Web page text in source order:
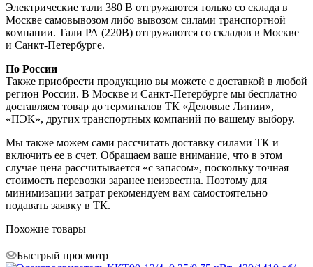
Электрические тали 380 В отгружаются только со склада в
Москве самовывозом либо вывозом силами транспортной
компании. Тали РА (220В) отгружаются со складов в Москве
и Санкт-Петербурге.
По России
Также приобрести продукцию вы можете с доставкой в любой
регион России. В Москве и Санкт-Петербурге мы бесплатно
доставляем товар до терминалов ТК «Деловые Линии»,
«ПЭК», других транспортных компаний по вашему выбору.
Мы также можем сами рассчитать доставку силами ТК и
включить ее в счет. Обращаем ваше внимание, что в этом
случае цена рассчитывается «с запасом», поскольку точная
стоимость перевозки заранее неизвестна. Поэтому для
минимизации затрат рекомендуем вам самостоятельно
подавать заявку в ТК.
Похожие товары
Быстрый просмотр